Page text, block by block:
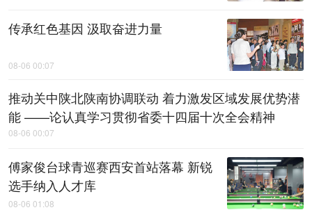
传承红色基因 汲取奋进力量
08-06 00:07
推动关中陕北陕南协调联动 着力激发区域发展优势潜
能 ——论认真学习贯彻省委十四届十次全会精神
08-06 00:07
傅家俊台球青巡赛西安首站落幕 新锐
选手纳入人才库
08-06 01:08